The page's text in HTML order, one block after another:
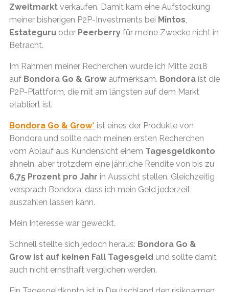
Zweitmarkt verkaufen. Damit kam eine Aufstockung
meiner bisherigen P2P-Investments bei Mintos,
Estateguru oder Peerberry für meine Zwecke nicht in
Betracht.
Im Rahmen meiner Recherchen wurde ich Mitte 2018
auf Bondora Go & Growaufmerksam. Bondora ist die
P2P-Plattform, die mit am längsten auf dem Markt
etabliert ist.
Bondora Go & Grow* ist eines der Produkte von
Bondora und sollte nach meinen ersten Recherchen
vom Ablauf aus Kundensicht einem Tagesgeldkonto
ähneln, aber trotzdem eine jährliche Rendite von bis zu
6,75 Prozent pro Jahr in Aussicht stellen. Gleichzeitig
versprach Bondora, dass ich mein Geld jederzeit
auszahlen lassen kann.
Mein Interesse war geweckt.
Schnell stellte sich jedoch heraus: Bondora Go &
Grow ist auf keinen Fall Tagesgeld und sollte damit
auch nicht ernsthaft verglichen werden.